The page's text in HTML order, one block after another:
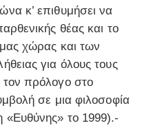
κ’ επιθυμήσει να
θέας και το
χώρας και των
για όλους τους
πρόλογο στο
σε μια φιλοσοφία
το 1999).-